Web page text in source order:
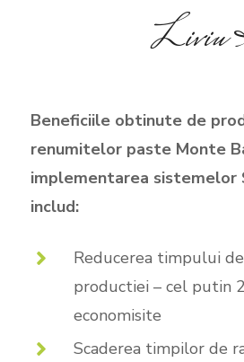
Liviu
Beneficiile obtinute de
renumitelor paste Monte
implementarea sistemelor
includ:
Reducerea timpului
productiei – cel putin
economisite
Scaderea timpilor de